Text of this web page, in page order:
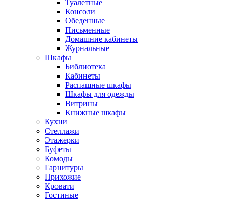
Туалетные
Консоли
Обеденные
Письменные
Домашние кабинеты
Журнальные
Шкафы
Библиотека
Кабинеты
Распашные шкафы
Шкафы для одежды
Витрины
Книжные шкафы
Кухни
Стеллажи
Этажерки
Буфеты
Комоды
Гарнитуры
Прихожие
Кровати
Гостиные